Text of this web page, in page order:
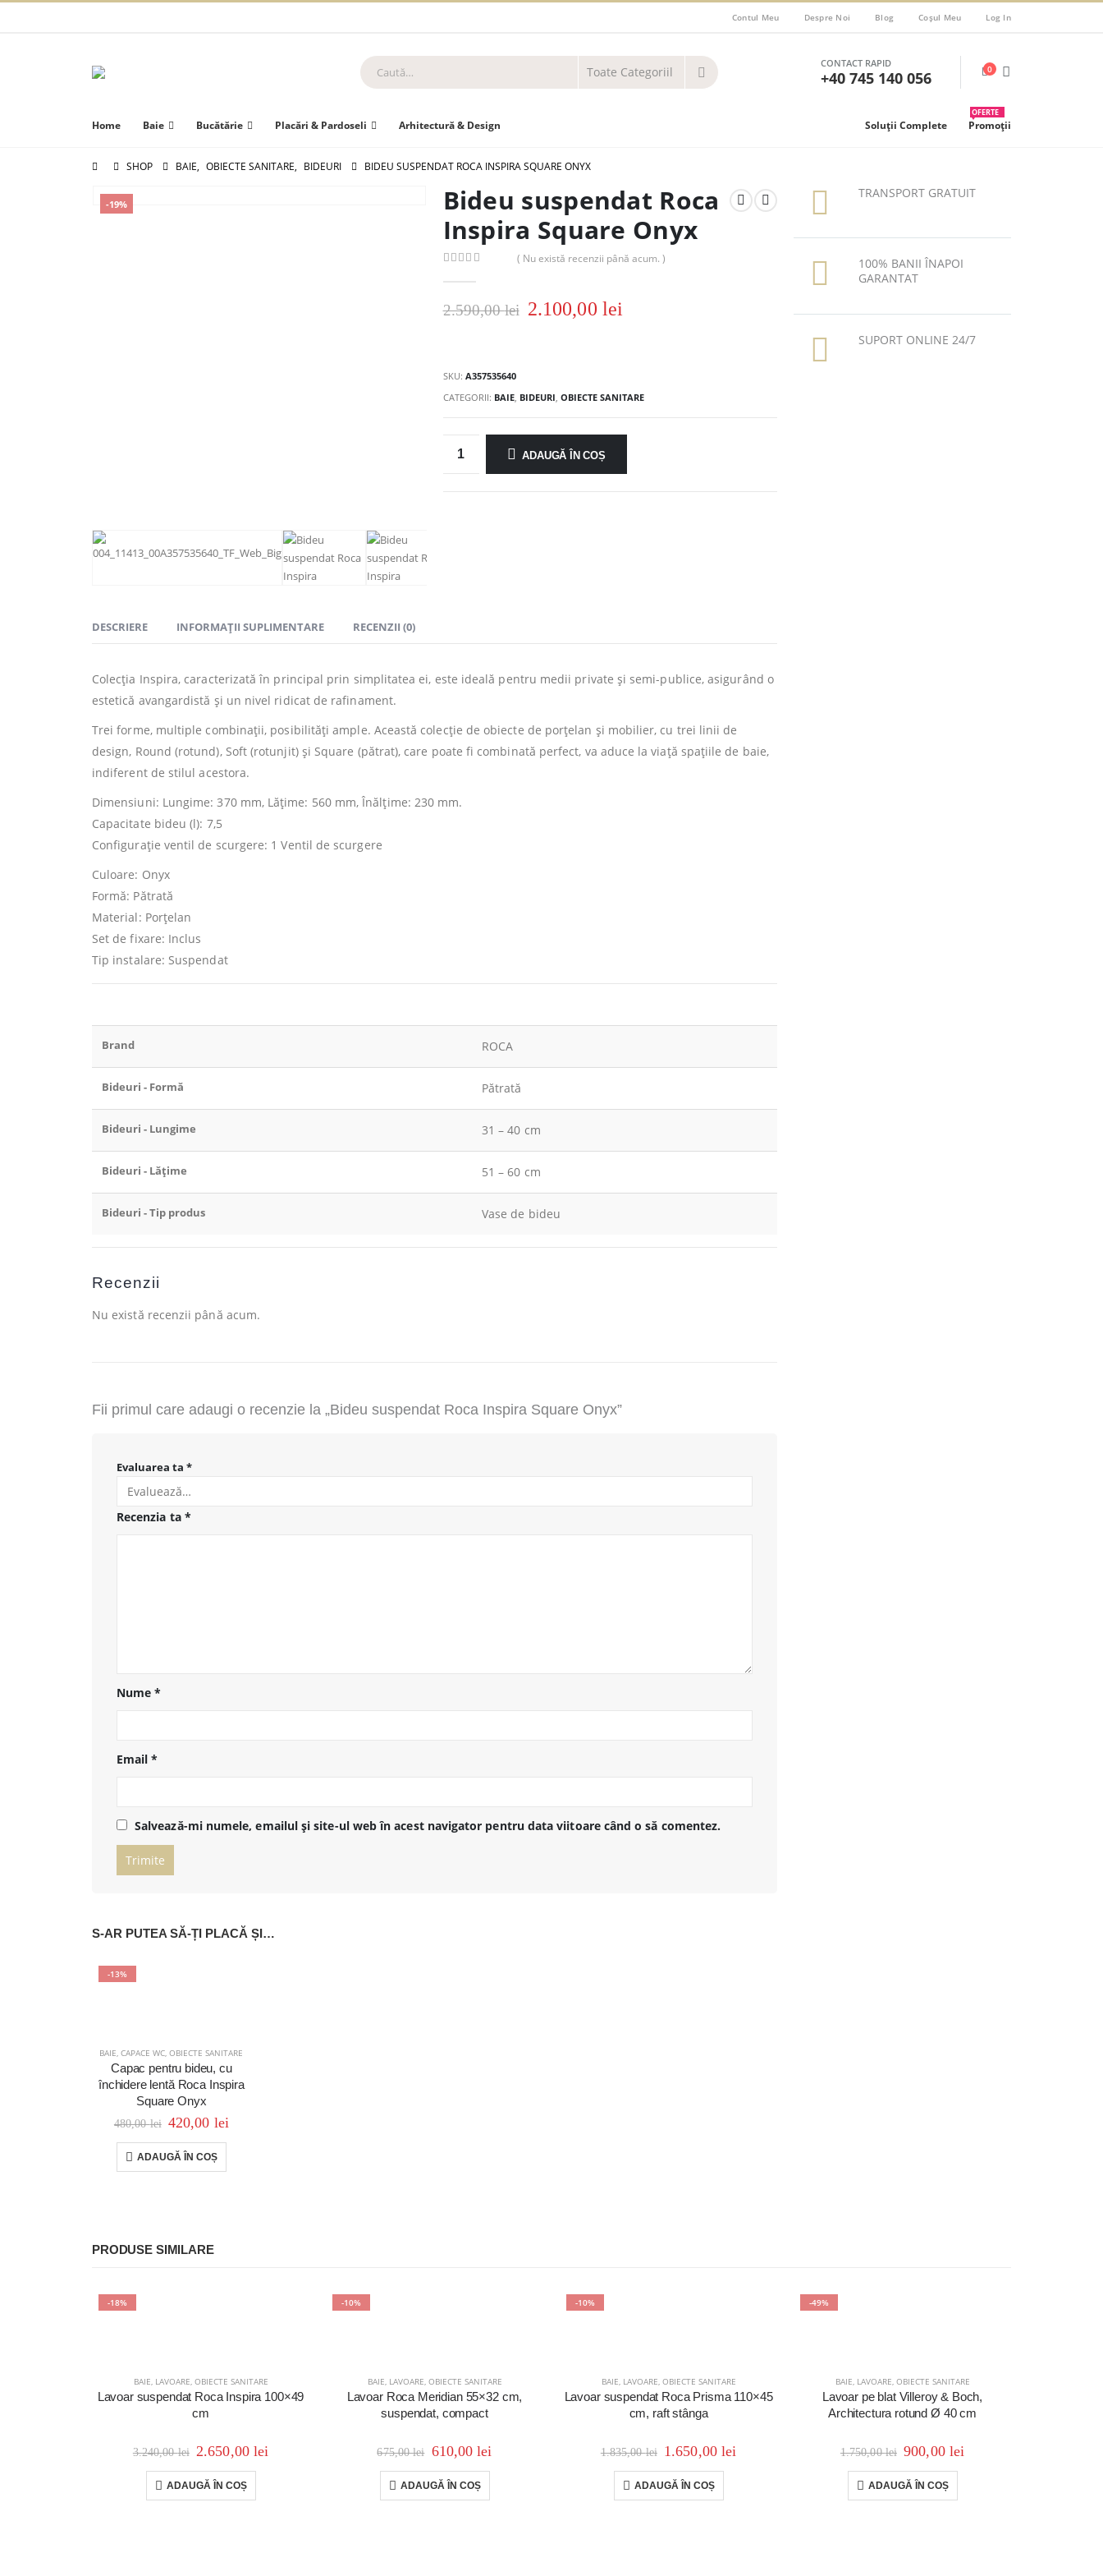
Contul Meu Despre Noi Blog Coșul Meu Log In
CONTACT RAPID
+40 745 140 056 0
Home Baie Bucătărie Placări & Pardoseli Arhitectură & Design Soluții Complete Promoții
OFERTE
SHOP BAIE, OBIECTE SANITARE, BIDEURI BIDEU SUSPENDAT ROCA INSPIRA SQUARE ONYX
-19%
Bideu suspendat Roca
Inspira Square Onyx
( Nu există recenzii până acum. )
2.590,00lei 2.100,00 lei
SKU: A357535640
CATEGORII: BAIE, BIDEURI OBIECTE SANITARE
ADAUGĂ ÎN COȘ
DESCRIERE INFORMAȚII SUPLIMENTARE RECENZII (0)
Colecția Inspira, caracterizată în principal prin simplitatea ei, este ideală pentru medii private și semi-publice, asigurând o
estetică avangardistă și un nivel ridicat de rafinament.
Trei forme, multiple combinații, posibilități ample. Această colecție de obiecte de porțelan și mobilier, cu trei linii de
design, Round (rotund), Soft (rotunjit) și Square (pătrat), care poate fi combinată perfect, va aduce la viață spațiile de baie,
indiferent de stilul acestora.
Dimensiuni: Lungime: 370 mm, Lăţime: 560 mm, Înălţime: 230 mm.
Capacitate bideu (l): 7,5
Configuraţie ventil de scurgere: 1 Ventil de scurgere
Culoare: Onyx
Formă: Pătrată
Material: Porțelan
Set de fixare: Inclus
Tip instalare: Suspendat
Brand ROCA
Bideuri - Formă Pătrată
Bideuri - Lungime 31 – 40 cm
Bideuri - Lățime 51 – 60 cm
Bideuri - Tip produs Vase de bideu
Recenzii
Nu există recenzii până acum.
Fii primul care adaugi o recenzie la „Bideu suspendat Roca Inspira Square Onyx”
Evaluarea ta *
Recenzia ta *
Nume*
Email*
Salvează-mi numele, emailul și site-ul web în acest navigator pentru data viitoare când o să comentez.
S-AR PUTEA SĂ-ȚI PLACĂ ȘI…
-13%
BAIE ,CAPACE WC ,OBIECTE SANITARE
Capac pentru bideu, cu
închidere lentă Roca Inspira
Square Onyx
480,00lei 420,00 lei
ADAUGĂ ÎN COȘ
TRANSPORT GRATUIT
100% BANII ÎNAPOI
GARANTAT
SUPORT ONLINE 24/7
PRODUSE SIMILARE
-18%
BAIE, LAVOARE, OBIECTE SANITARE
Lavoar suspendat Roca Inspira 100×49
cm
3.240,00lei 2.650,00 lei
ADAUGĂ ÎN COȘ
-10%
BAIE, LAVOARE, OBIECTE SANITARE
Lavoar Roca Meridian 55×32 cm,
suspendat, compact
675,00lei 610,00lei
ADAUGĂ ÎN COȘ
-10%
BAIE, LAVOARE, OBIECTE SANITARE
Lavoar suspendat Roca Prisma 110×45
cm, raft stânga
1.835,00lei 1.650,00 lei
ADAUGĂ ÎN COȘ
-49%
BAIE, LAVOARE, OBIECTE SANITARE
Lavoar pe blat Villeroy & Boch,
Architectura rotund Ø 40 cm
1.750,00lei 900,00 lei
ADAUGĂ ÎN COȘ